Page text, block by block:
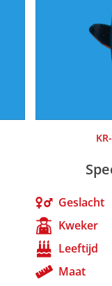
Geslacht
Kweker
Leeftijd
Maat